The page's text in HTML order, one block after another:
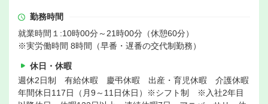
勤務時間
就業時間１:10時00分～21時00分（休憩60分）
※実労働時間 8時間（早番・遅番の交代制勤務）
休日・休暇
週休2日制 有給休暇 慶弔休暇 出産・育児休暇 介護休暇
年間休日117日（月9～11日休日）※シフト制 ※入社2年目